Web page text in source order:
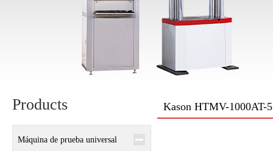
Products
Máquina de prueba universal
Kason HTMV-1000AT-